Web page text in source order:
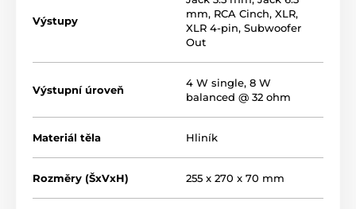
Zásadné vlastnosti verzie
soloist gt4 max
8 W výkonu do 32 ohmov (XLR) pre dynamický
prednes
dokonale presné ovládanie hlasitosti 2x MUSES
Výstupy
mm, RCA Cinch, XLR,
XLR 4-pin, Subwoofer
Out
Výstupní úroveň
4 W single, 8 W
balanced @ 32 ohm
Materiál těla Hliník
Rozměry (ŠxVxH) 255 x 270 x 70 mm